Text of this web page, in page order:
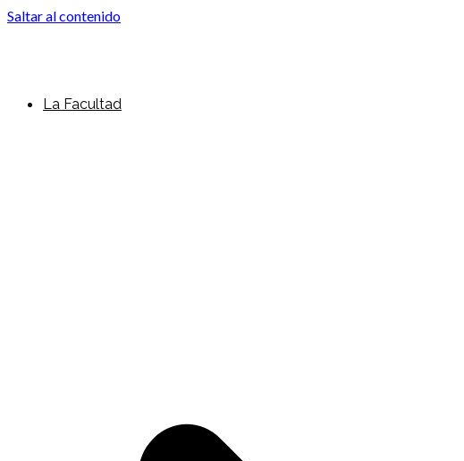
Saltar al contenido
La Facultad